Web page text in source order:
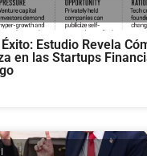
Estudio Revela
en las Startups